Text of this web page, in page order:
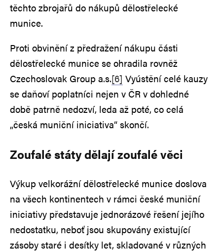
těchto zbrojařů do nákupů dělostřelecké
munice.
Proti obvinění z předražení nákupu části
dělostřelecké munice se ohradila rovněž
Czechoslovak Group a.s.[6] Vyústění celé kauzy
se daňoví poplatníci nejen v ČR v dohledné
době patrně nedozví, leda až poté, co celá
„česká muniční iniciativa“ skončí.
Zoufalé státy dělají zoufalé věci
Výkup velkorážní dělostřelecké munice doslova
na všech kontinentech v rámci české muniční
iniciativy představuje jednorázové řešení jejího
nedostatku, neboť jsou skupovány existující
zásoby staré i desítky let, skladované v různých